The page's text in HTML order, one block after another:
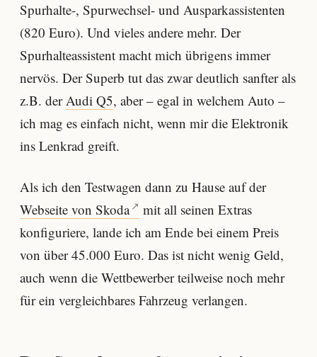
Spurhalte-, Spurwechsel- und Ausparkassistenten
(820 Euro). Und vieles andere mehr. Der
Spurhalteassistent macht mich übrigens immer
nervös. Der Superb tut das zwar deutlich sanfter als
z.B. derAudi Q5, aber – egal in welchem Auto –
ich mag es einfach nicht, wenn mir die Elektronik
ins Lenkrad greift.
Als ich den Testwagen dann zu Hause auf der
Webseite von Skoda
mit all seinen Extras
konfiguriere, lande ich am Ende bei einem Preis
von über 45.000 Euro. Das ist nicht wenig Geld,
auch wenn die Wettbewerber teilweise noch mehr
für ein vergleichbares Fahrzeug verlangen.